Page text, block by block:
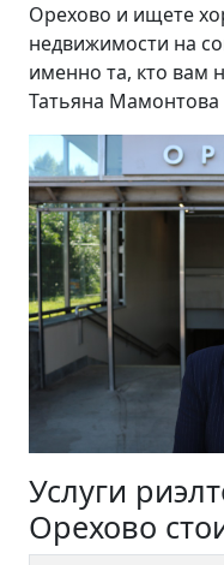
Орехово и ищете
недвижимости на
именно та, кто вам
Татьяна Мамонтова
Услуги
Орехово